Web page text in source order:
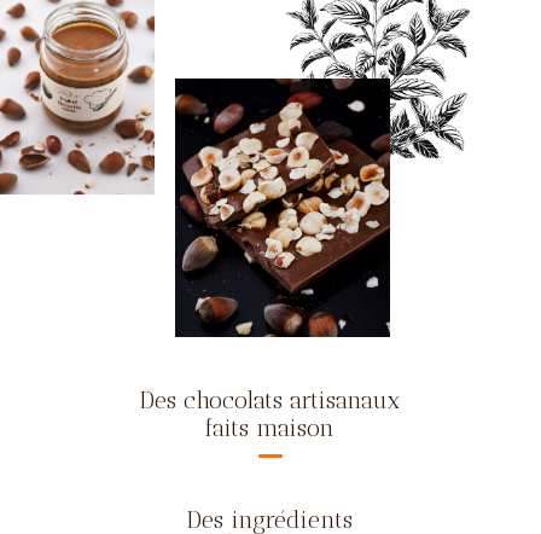
Des chocolats artisanaux
faits maison
Des ingrédients